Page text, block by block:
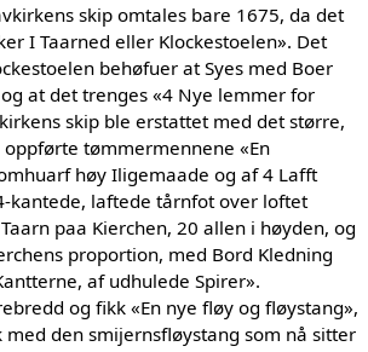
skip omtales bare 1675, da det
I Taarned eller Klockestoelen». Det
behøfuer at Syes med Boer
at det trenges «4 Nye lemmer for
skip ble erstattet med det større,
tømmermennene «En
høy Iligemaade og af 4 Lafft
kantede, laftede tårnfot over loftet
paa Kierchen, 20 allen i høyden, og
proportion, med Bord Kledning
af udhulede Spirer».
og fikk «En nye fløy og fløystang»,
med den smijernsfløystang som nå sitter